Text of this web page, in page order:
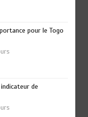
pour le Togo
de